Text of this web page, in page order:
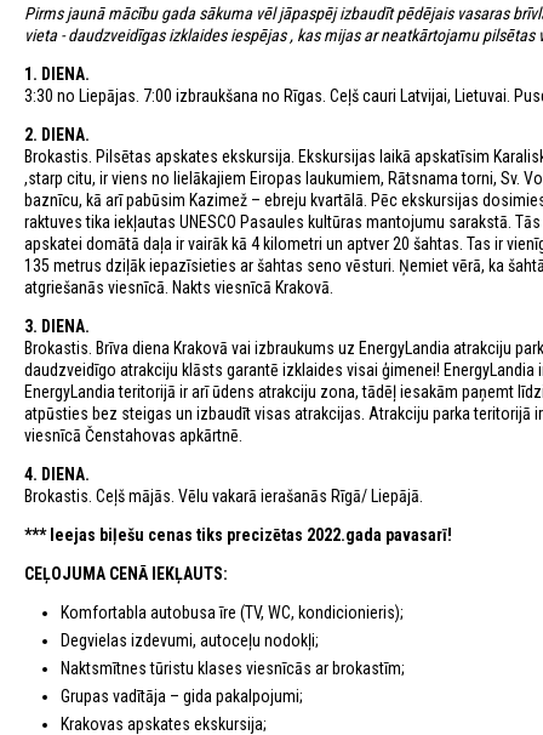
Pirms jaunā mācību gada sākuma vēl jāpaspēj izbaudīt pēdējais vasaras
vieta - daudzveidīgas izklaides iespējas , kas mijas ar neatkārtojamu pilsētas
1. DIENA.
3:30 no Liepājas. 7:00 izbraukšana no Rīgas. Ceļš cauri Latvijai, Lietuvai.
2. DIENA.
Brokastis. Pilsētas apskates ekskursija. Ekskursijas laikā apskatīsim
,starp citu, ir viens no lielākajiem Eiropas laukumiem, Rātsnama torni, Sv.
baznīcu, kā arī pabūsim Kazimež – ebreju kvartālā. Pēc ekskursijas
raktuves tika iekļautas UNESCO Pasaules kultūras mantojumu sarakstā.
apskatei domātā daļa ir vairāk kā 4 kilometri un aptver 20 šahtas. Tas ir
135 metrus dziļāk iepazīsieties ar šahtas seno vēsturi. Ņemiet vērā, ka
atgriešanās viesnīcā. Nakts viesnīcā Krakovā.
3. DIENA.
Brokastis. Brīva diena Krakovā vai izbraukums uz EnergyLandia atrakciju
daudzveidīgo atrakciju klāsts garantē izklaides visai ģimenei!
EnergyLandia teritorijā ir arī ūdens atrakciju zona, tādēļ iesakām paņemt
atpūsties bez steigas un izbaudīt visas atrakcijas. Atrakciju parka teritorijā
viesnīcā Čenstahovas apkārtnē.
4. DIENA.
Brokastis. Ceļš mājās. Vēlu vakarā ierašanās Rīgā/ Liepājā.
*** Ieejas biļešu cenas tiks precizētas 2022.gada pavasarī!
CEĻOJUMA CENĀ IEKĻAUTS:
Komfortabla autobusa īre (TV, WC, kondicionieris);
Degvielas izdevumi, autoceļu nodokļi;
Naktsmītnes tūristu klases viesnīcās ar brokastīm;
Grupas vadītāja – gida pakalpojumi;
Krakovas apskates ekskursija;